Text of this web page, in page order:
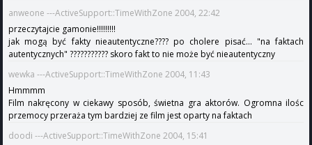
anweone ---ActiveSupport::TimeWithZone 2004, 22:42
przeczytajcie gamonie!!!!!!!!!
jak mogą być fakty nieautentyczne???? po cholere pisać... "na faktach
autentycznych" ??????????? skoro fakt to nie może być nieautentyczny
wewka ---ActiveSupport::TimeWithZone 2004, 11:43
Hmmmm
Film nakręcony w ciekawy sposób, świetna gra aktorów. Ogromna ilośc
przemocy przeraża tym bardziej ze film jest oparty na faktach
doodi ---ActiveSupport::TimeWithZone 2004, 15:41